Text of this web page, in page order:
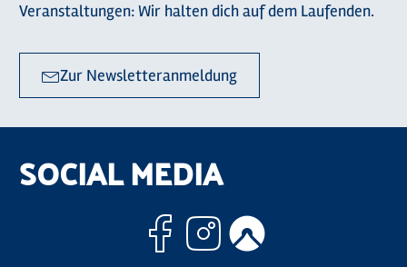
Veranstaltungen: Wir halten dich auf dem Laufenden.
Zur Newsletteranmeldung
SOCIAL MEDIA
Facebook
Instagram